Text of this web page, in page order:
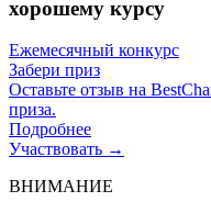
хорошему курсу
Ежемесячный конкурс
Забери приз
Оставьте отзыв на
приза.
Подробнее
Участвовать →
ВНИМАНИЕ